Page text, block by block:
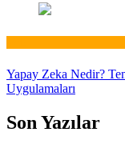
Yapay Zeka Nedir?
Uygulamaları
Son Yazılar